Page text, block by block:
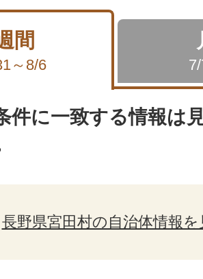
間
～8/6
件に一致する情報は
長野県宮田村の自治体情報を